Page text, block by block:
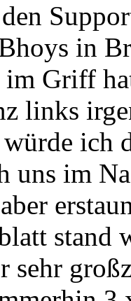
in
im Griff
links
ich
uns im
stand
sehr